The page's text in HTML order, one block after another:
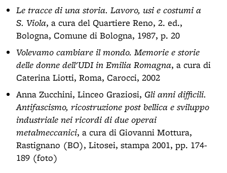
Le tracce di una storia. Lavoro, usi e costumi a
S. Viola, a cura del Quartiere Reno, 2. ed.,
Bologna, Comune di Bologna, 1987, p. 20
Volevamo cambiare il mondo. Memorie e storie
delle donne dell'UDI in Emilia Romagna, a cura di
Caterina Liotti, Roma, Carocci, 2002
Anna Zucchini, Linceo Graziosi, Gli anni difficili.
Antifascismo, ricostruzione post bellica e sviluppo
industriale nei ricordi di due operai
metalmeccanici, a cura di Giovanni Mottura,
Rastignano (BO), Litosei, stampa 2001, pp. 174-
189 (foto)